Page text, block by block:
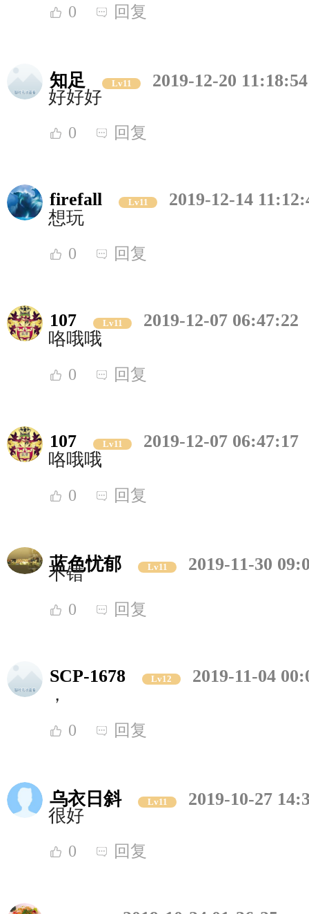
0 回复
知足 Lv11
2019-12-20 11:18:54
好好好
0 回复
firefall Lv11
2019-12-14
想玩
0 回复
107 Lv11
2019-12-07 06:47:22
咯哦哦
0 回复
107 Lv11
2019-12-07 06:47:17
咯哦哦
0 回复
蓝色忧郁 Lv11 2019-11-30
不错
0 回复
SCP-1678 Lv12
2019-11-04
，
0 回复
乌衣日斜 Lv11
2019-10-27
很好
0 回复